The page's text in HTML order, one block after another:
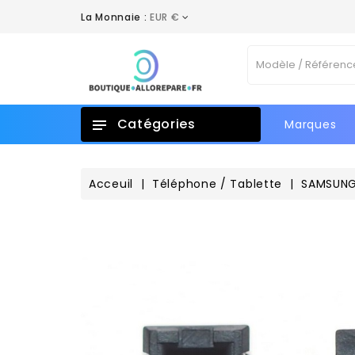
La Monnaie : EUR €
Catégories Marques
Acceuil Téléphone / Tablette SAMSUNG